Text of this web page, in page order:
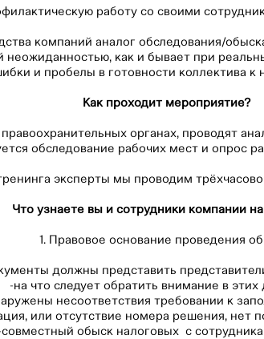
работу со своими
компаний аналог обследования/
как и бывает при
и пробелы в готовности коллектива к
Как проходит мероприятие?⠀
органах, проводят
обследование рабочих мест и опрос
эксперты мы проводим
Что узнаете вы и сотрудники компании
1. Правовое основание проведения
должны представить
-на что следует обратить внимание в
несоответствия требовании к
или отсутствие номера решения, нет
совместный обыск налоговых с